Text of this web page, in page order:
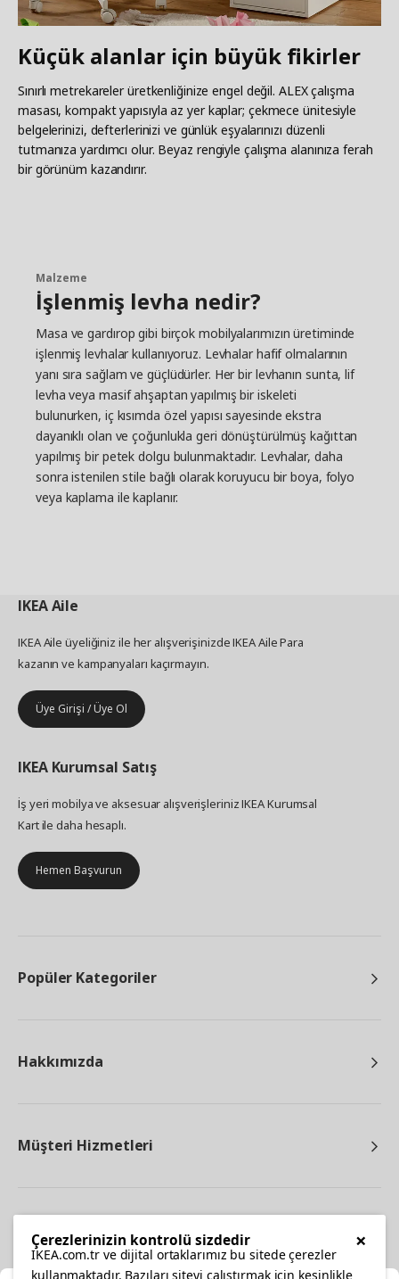
Küçük alanlar için büyük fikirler
Sınırlı metrekareler üretkenliğinize engel değil. ALEX çalışma
masası, kompakt yapısıyla az yer kaplar; çekmece ünitesiyle
belgelerinizi, defterlerinizi ve günlük eşyalarınızı düzenli
tutmanıza yardımcı olur. Beyaz rengiyle çalışma alanınıza ferah
bir görünüm kazandırır.
Malzeme
İşlenmiş levha nedir?
Masa ve gardırop gibi birçok mobilyalarımızın üretiminde
işlenmiş levhalar kullanıyoruz. Levhalar hafif olmalarının
yanı sıra sağlam ve güçlüdürler. Her bir levhanın sunta, lif
levha veya masif ahşaptan yapılmış bir iskeleti
bulunurken, iç kısımda özel yapısı sayesinde ekstra
dayanıklı olan ve çoğunlukla geri dönüştürülmüş kağıttan
yapılmış bir petek dolgu bulunmaktadır. Levhalar, daha
sonra istenilen stile bağlı olarak koruyucu bir boya, folyo
veya kaplama ile kaplanır.
IKEAAile
IKEA Aile üyeliğiniz ile her alışverişinizde IKEA Aile Para
kazanın ve kampanyaları kaçırmayın.
Üye Girişi / Üye Ol
IKEA Kurumsal Satış
İş yeri mobilya ve aksesuar alışverişleriniz IKEA Kurumsal
Kart ile daha hesaplı.
Hemen Başvurun
Popüler Kategoriler
Hakkımızda
Müşteri Hizmetleri
×
Çerezlerinizin kontrolü sizdedir
IKEA.com.tr ve dijital ortaklarımız bu sitede çerezler
kullanmaktadır. Bazıları siteyi çalıştırmak için kesinlikle